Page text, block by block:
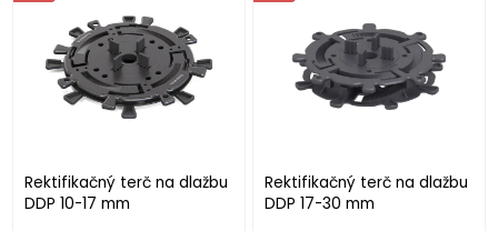
Rektifikačný terč na dlažbu
DDP 10-17 mm
Rektifikačný terč na dlažbu
DDP 17-30 mm